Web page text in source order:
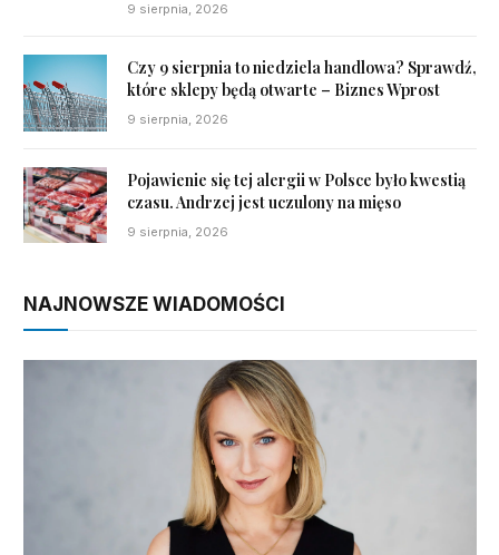
9 sierpnia, 2026
Czy 9 sierpnia to niedziela handlowa? Sprawdź,
które sklepy będą otwarte – Biznes Wprost
9 sierpnia, 2026
Pojawienie się tej alergii w Polsce było kwestią
czasu. Andrzej jest uczulony na mięso
9 sierpnia, 2026
NAJNOWSZE WIADOMOŚCI